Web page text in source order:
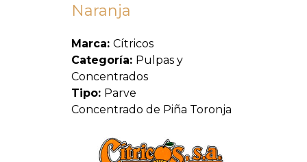
Naranja
Marca: Cítricos
Categoría: Pulpas y
Concentrados
Tipo: Parve
Concentrado de Piña Toronja